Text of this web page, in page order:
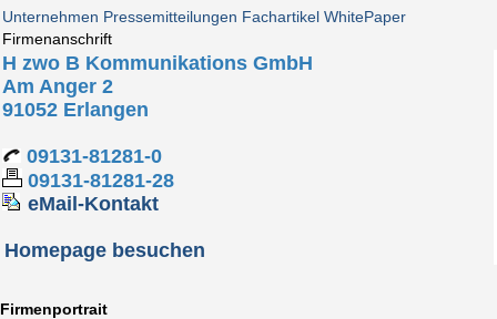
Unternehmen Pressemitteilungen Fachartikel WhitePaper
Firmenanschrift
H zwo B Kommunikations GmbH
Am Anger 2
91052 Erlangen
09131-81281-0
09131-81281-28
eMail-Kontakt
Homepage besuchen
Firmenportrait